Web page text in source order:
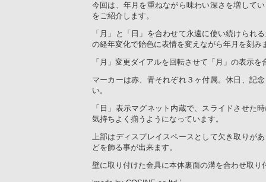
今回は、年月を重ねながら味わい深さを増して
をご紹介します。
「月」と「日」を合わせて永遠に使い続けられ
の経年変化で飴色に表情を変えながら年月を刻み
「月」変更ダイアルを回転させて「月」の表示を
マーカーは赤、青それぞれ３ヶ付属。休日、記
い。
「日」表示マグネット内蔵で、スライドさせた
気持ちよく揃うようになっています。
上部はディスプレイスペースとして欠き取りが
どを飾る事が出来ます。
壁に取り付けた金具に本体裏面の溝を合わせ取り